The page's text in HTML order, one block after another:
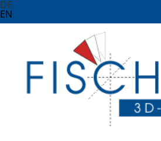
Skip
to
content
DE
EN